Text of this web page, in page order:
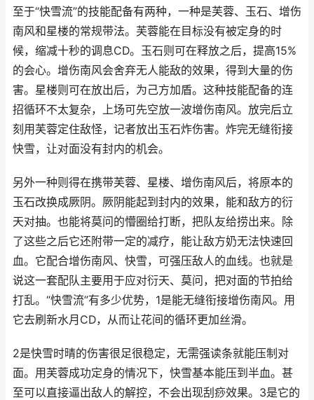
至于“快雪流”的技能配备有两种，一种是芙蓉、玉石、增伤
南风和星楼的常规带法。芙蓉能在目标没有被定身的时
候，缩减十秒的调息CD。玉石则可在释放之后，提高15%
的会心。增伤南风会舍弃无人能敌的效果，得到大量的伤
害。星楼则可在放出后，为己方加盾。这种技能配备的连
招循环不太复杂，上场可先空放一波增伤南风。放完后立
刻用芙蓉定住敌怪，记者放出玉石炸伤害。炸完无缝衔接
快雪，让对面没有封内的机会。
另外一种则得在携带芙蓉、星楼、增伤南风后，将原本的
玉石改换成厥阴。厥阴能起到封内的效果，能和敌方的衍
天对抽。也能将莫问的懵圈给打断，把队友给捞出来。除
了这些之后它还附带一定的减疗，能让敌方奶无法快速回
血。它配合增伤南风、快雪，可强压敌人的血线。也就是
说这一套配队主要用于应对衍天、莫问，把对面的节拍给
打乱。“快雪流”有多少优势，1是能无缝衔接增伤南风。用
它去刷新水月CD，从而让花间的循环更加丝滑。
2是快雪时晴的伤害很足很稳定，无需强读条就能压制对
面。用芙蓉成功定身的情况下，快雪基本能压到半血。甚
至可以直接逼出敌人的解控，不会出现刮痧效果。3是它的